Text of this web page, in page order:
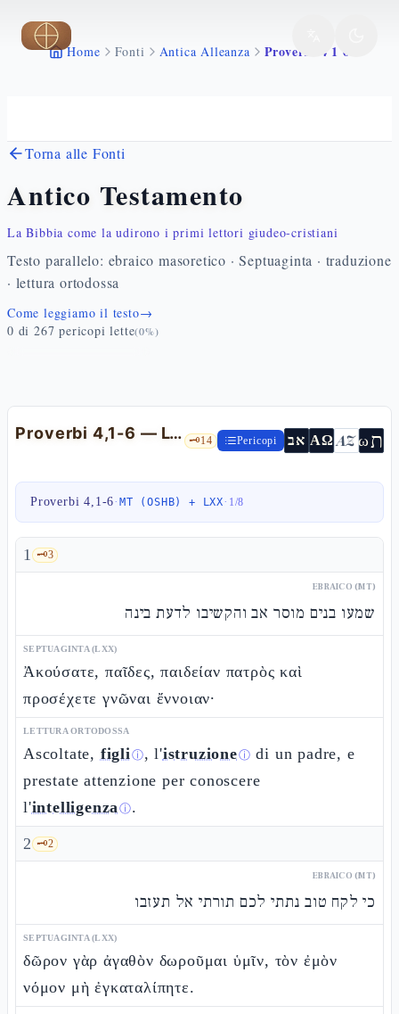
Vai al contenuto principale
Home Fonti Antica Alleanza Proverbi 4 1 6
Torna alle Fonti
Antico Testamento
La Bibbia come la udirono i primi lettori giudeo-cristiani
Testo parallelo: ebraico masoretico · Septuaginta · traduzione
· lettura ortodossa
Come leggiamo il testo→
0 di 267 pericopi lette(0%)
Proverbi 4,1-6 — L'istruzione del padre e il «buon insegnamento» 🗝️14 Pericopi אב ΑΩ AZωת
Proverbi 4,1-6·MT (OSHB) + LXX· 1/8
1 🗝️3
EBRAICO (MT)
שמעו בנים מוסר אב והקשיבו לדעת בינה
SEPTUAGINTA (LXX)
Ἀκούσατε, παῖδες, παιδείαν πατρὸς καὶ
προσέχετε γνῶναι ἔννοιαν·
LETTURA ORTODOSSA
Ascoltate, figliⓘ, l'istruzioneⓘ di un padre, e
prestate attenzione per conoscere
l'intelligenzaⓘ.
2 🗝️2
EBRAICO (MT)
כי לקח טוב נתתי לכם תורתי אל תעזבו
SEPTUAGINTA (LXX)
δῶρον γὰρ ἀγαθὸν δωροῦμαι ὑμῖν, τὸν ἐμὸν
νόμον μὴ ἐγκαταλίπητε.